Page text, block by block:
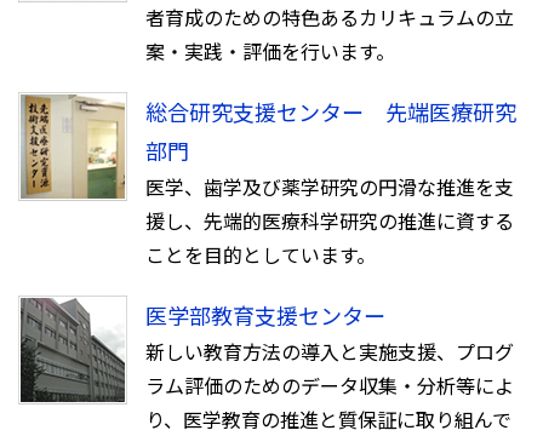
者育成のための特色あるカリキュラムの立
案・実践・評価を行います。
総合研究支援センター 先端医療研究
部門
医学、歯学及び薬学研究の円滑な推進を支
援し、先端的医療科学研究の推進に資する
ことを目的としています。
医学部教育⽀援センター
新しい教育方法の導⼊と実施⽀援、プログ
ラム評価のためのデータ収集・分析等によ
り、医学教育の推進と質保証に取り組んで